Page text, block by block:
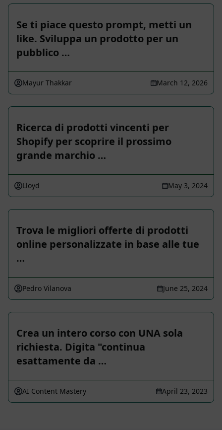
Se ti piace questo prompt, metti un
like. Sviluppa un prodotto per un
pubblico …
Mayur Thakkar March 12, 2026
Ricerca di prodotti vincenti per
Shopify per scoprire il prossimo
grande marchio …
Lloyd May 3, 2024
Trova le migliori offerte di prodotti
online personalizzate in base alle tue
…
Pedro Vilanova June 25, 2024
Crea un intero corso con UNA sola
richiesta. Digita "continua
esattamente da …
AI Content Mastery April 23, 2023